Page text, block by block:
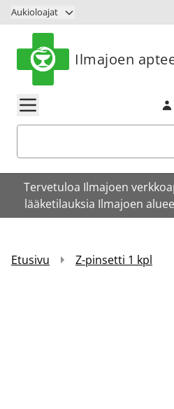
Siirry sisältöön
Aukioloajat
Ilmajoen
Tervetuloa Ilmajoen
lääketilauksia Ilmajoen
Etusivu Z-pinsetti 1 kpl